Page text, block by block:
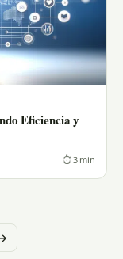
Eficiencia y
⏱ 3 min